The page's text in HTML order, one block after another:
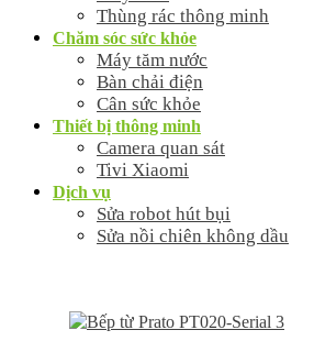
Thùng rác thông minh
Chăm sóc sức khỏe
Máy tăm nước
Bàn chải điện
Cân sức khỏe
Thiết bị thông minh
Camera quan sát
Tivi Xiaomi
Dịch vụ
Sửa robot hút bụi
Sửa nồi chiên không dầu